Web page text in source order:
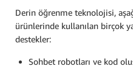
Derin öğrenme teknolojisi,
ürünlerinde kullanılan birçok
destekler:
Sohbet robotları ve kod